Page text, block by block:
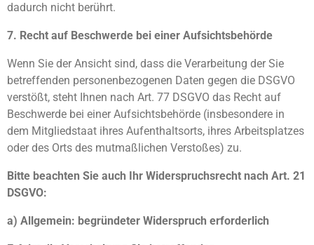
dadurch nicht berührt.
7. Recht auf Beschwerde bei einer Aufsichtsbehörde
Wenn Sie der Ansicht sind, dass die Verarbeitung der Sie
betreffenden personenbezogenen Daten gegen die DSGVO
verstößt, steht Ihnen nach Art. 77 DSGVO das Recht auf
Beschwerde bei einer Aufsichtsbehörde (insbesondere in
dem Mitgliedstaat ihres Aufenthaltsorts, ihres Arbeitsplatzes
oder des Orts des mutmaßlichen Verstoßes) zu.
Bitte beachten Sie auch Ihr Widerspruchsrecht nach Art. 21
DSGVO:
a) Allgemein: begründeter Widerspruch erforderlich